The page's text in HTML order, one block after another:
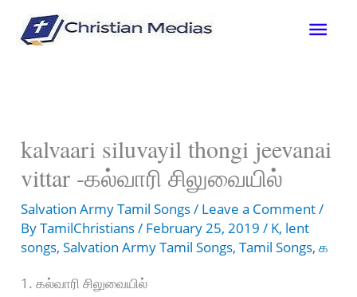
kalvaari siluvayil thongi jeevanai
vittar -கல்வாரி சிலுவையில்
Salvation Army Tamil Songs/ Leave a Comment/
ByTamilChristians/ February 25, 2019/ K, lent
songs,Salvation Army Tamil Songs,Tamil Songs,க
1. கல்வாரி சிலுவையில்